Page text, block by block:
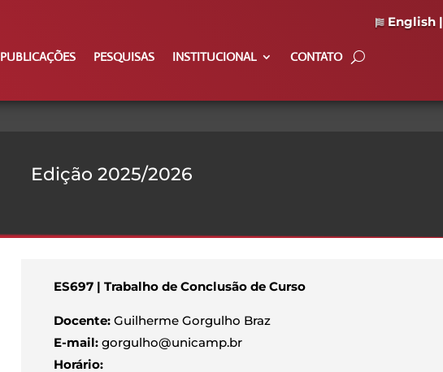
PUBLICAÇÕES PESQUISAS INSTITUCIONAL CONTATO
English|
Edição 2025/2026
ES697 | Trabalho de Conclusão de Curso
Docente:Guilherme Gorgulho Braz
E-mail:gorgulho@unicamp.br
Horário: